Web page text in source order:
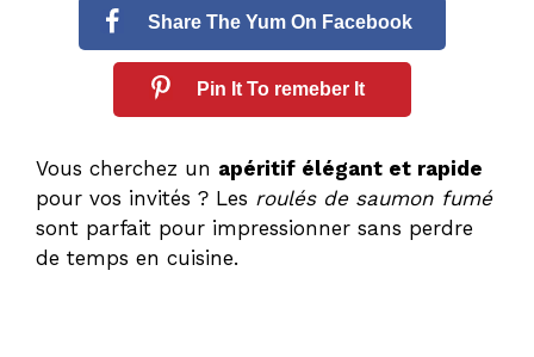
Share The Yum On Facebook
Pin It To remeber It
Vous cherchez un apéritif élégant et rapide
pour vos invités ? Les roulés de saumon fumé
sont parfait pour impressionner sans perdre
de temps en cuisine.